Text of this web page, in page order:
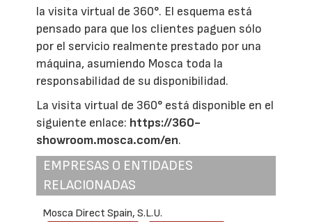
la visita virtual de 360°. El esquema está
pensado para que los clientes paguen sólo
por el servicio realmente prestado por una
máquina, asumiendo Mosca toda la
responsabilidad de su disponibilidad.
La visita virtual de 360° está disponible en el
siguiente enlace: https://360-
showroom.mosca.com/en.
EMPRESAS O ENTIDADES
RELACIONADAS
Mosca Direct Spain, S.L.U.